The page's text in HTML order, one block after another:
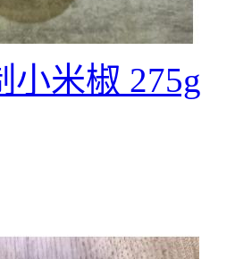
小米椒 275g